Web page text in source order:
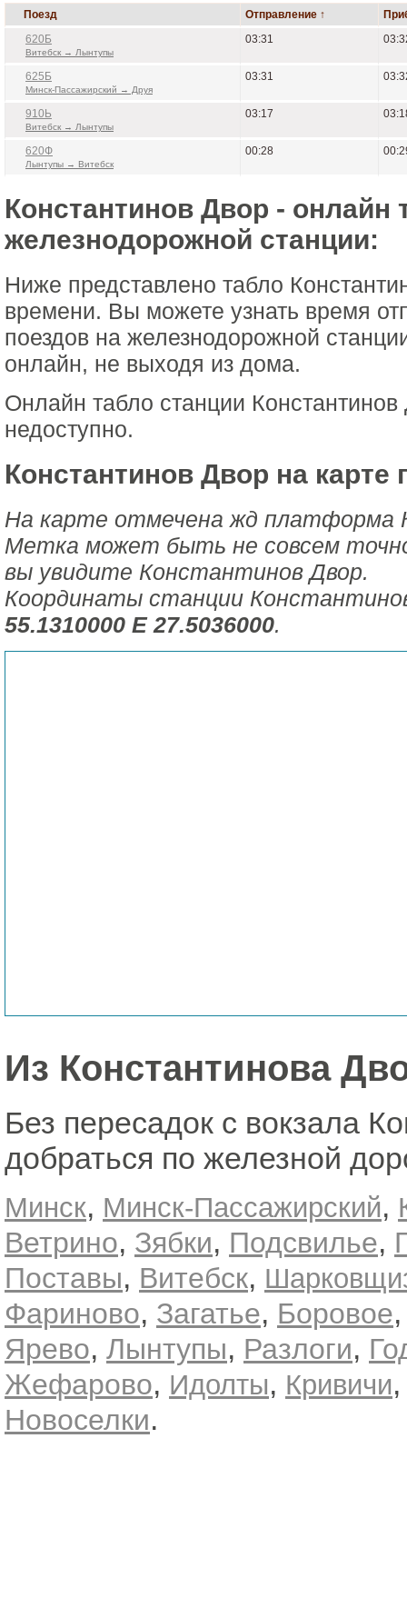
Поезд Отправление ↑
620Б
Витебск → Лынтупы
03:31
625Б
Минск-Пассажирский → Друя
03:31
910Ь
Витебск → Лынтупы
03:17
620Ф
Лынтупы → Витебск
00:28
Константинов Двор - онлайн
железнодорожной станции:
Ниже представлено табло
времени. Вы можете узнать время
поездов на железнодорожной
онлайн, не выходя из дома.
Онлайн табло станции
недоступно.
Константинов Двор на
На карте отмечена жд платформа
Метка может быть не совсем
вы увидите Константинов Двор.
Координаты станции
55.1310000 E 27.5036000.
Из Константинова
Без пересадок с вокзала
добраться по железной
Минск, Минск-Пассажирский,
Ветрино, Зябки, Подсвилье,
Поставы, Витебск,
Фариново, Загатье, Боровое
Ярево, Лынтупы, Разлоги,
Жефарово, Идолты, Кривичи
Новоселки.